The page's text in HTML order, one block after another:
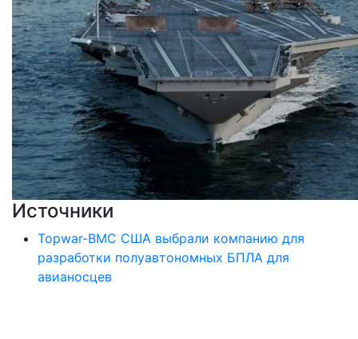
Источники
Topwar-ВМС США выбрали компанию для
разработки полуавтономных БПЛА для
авианосцев